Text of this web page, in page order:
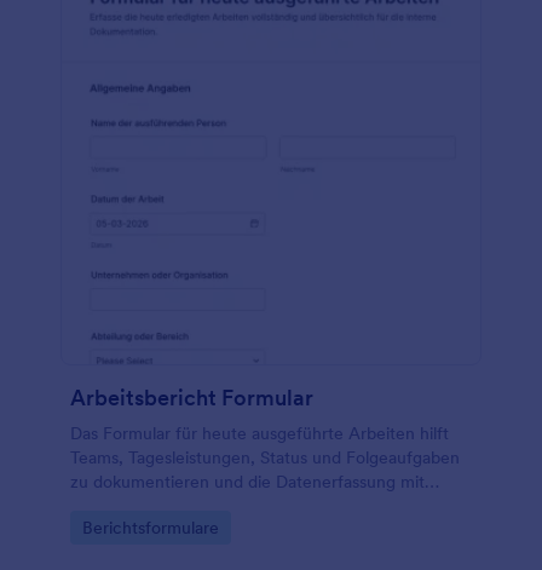
Arbeitsbericht Formular
Das Formular für heute ausgeführte Arbeiten hilft
Teams, Tagesleistungen, Status und Folgeaufgaben
zu dokumentieren und die Datenerfassung mit
vereinfachen.
Go to Category:
Berichtsformulare